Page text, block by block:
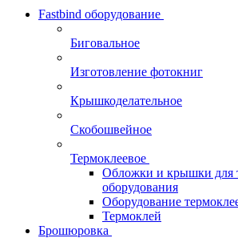
Fastbind оборудование
Биговальное
Изготовление фотокниг
Крышкоделательное
Скобошвейное
Термоклеевое
Обложки и крышки для
оборудования
Оборудование
Термоклей
Брошюровка